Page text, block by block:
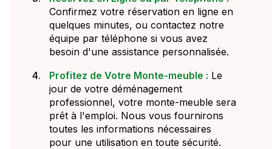
Confirmez votre réservation en ligne en
quelques minutes, ou contactez notre
équipe par téléphone si vous avez
besoin d'une assistance personnalisée.
Profitez de Votre Monte-meuble : Le
jour de votre déménagement
professionnel, votre monte-meuble sera
prêt à l'emploi. Nous vous fournirons
toutes les informations nécessaires
pour une utilisation en toute sécurité.